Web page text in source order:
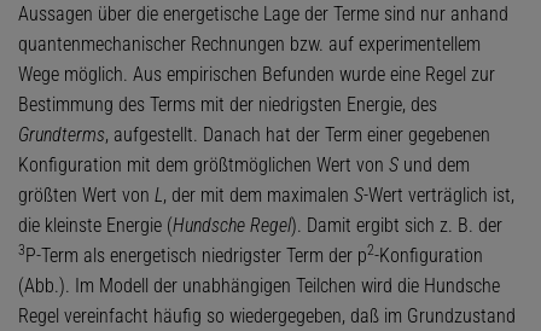
Aussagen über die energetische Lage der Terme sind nur anhand
quantenmechanischer Rechnungen bzw. auf experimentellem
Wege möglich. Aus empirischen Befunden wurde eine Regel zur
Bestimmung des Terms mit der niedrigsten Energie, des
Grundterms, aufgestellt. Danach hat der Term einer gegebenen
Konfiguration mit dem größtmöglichen Wert von S und dem
größten Wert von L, der mit dem maximalen S-Wert verträglich ist,
die kleinste Energie (Hundsche Regel). Damit ergibt sich z. B. der
3P-Term als energetisch niedrigster Term der p2-Konfiguration
(Abb.). Im Modell der unabhängigen Teilchen wird die Hundsche
Regel vereinfacht häufig so wiedergegeben, daß im Grundzustand